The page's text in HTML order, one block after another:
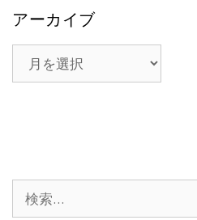
アーカイブ
索: